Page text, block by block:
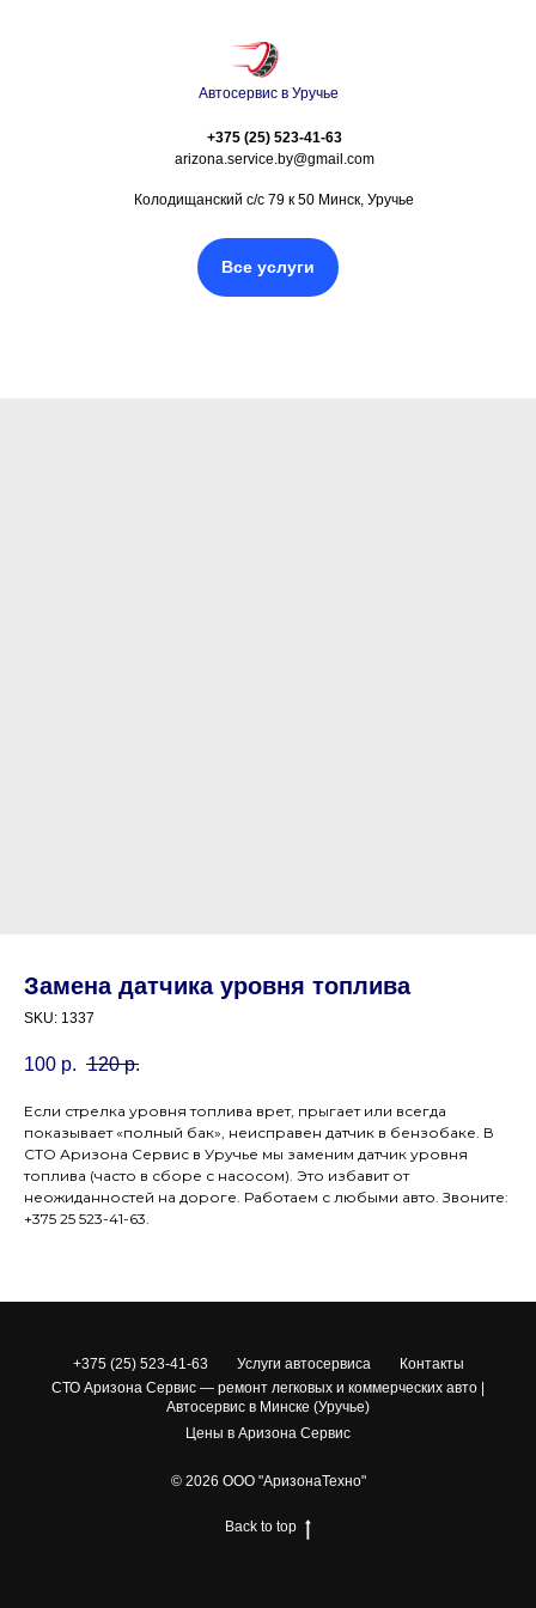
Автосервис в Уручье
+375 (25) 523-41-63
arizona.service.by@gmail.com
Колодищанский с/с 79 к 50 Минск, Уручье
Все услуги
Замена датчика уровня топлива
SKU: 1337
100 р. 120 р.
Если стрелка уровня топлива врет, прыгает или всегда
показывает «полный бак», неисправен датчик в бензобаке. В
СТО Аризона Сервис в Уручье мы заменим датчик уровня
топлива (часто в сборе с насосом). Это избавит от
неожиданностей на дороге. Работаем с любыми авто. Звоните:
+375 25 523-41-63.
+375 (25) 523-41-63 Услуги автосервиса
Контакты
СТО Аризона Сервис — ремонт легковых и коммерческих авто |
Автосервис в Минске (Уручье)
Цены в Аризона Сервис
© 2026 ООО "АризонаТехно"
Back to top